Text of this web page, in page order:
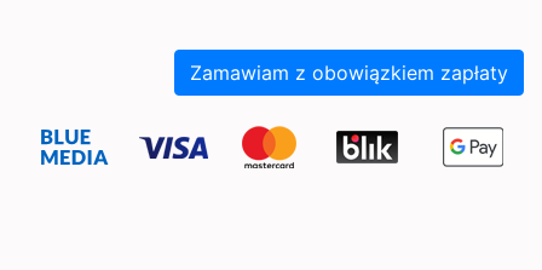
Zamawiam z obowiązkiem zapłaty